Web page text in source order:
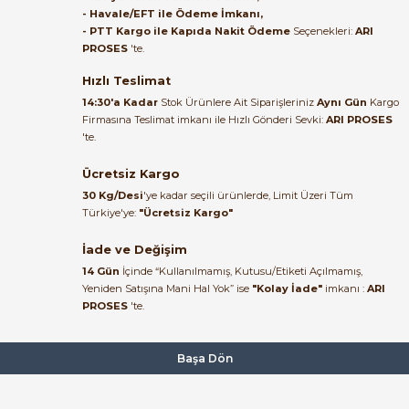
bundan mehmet bey ilgi ve
alakası için teşekkür ederim
22/06/2026
Kemal Toktaş | 20/06/2026
problemsiz geçti.
Kemal Toktaş | 20/06/2026
tedirgindim ama saticinin
27,00 TL
Zelkon 22mm Led Sinyal Lambası Yeşil 220 V AC
27,00 TL
Zelkon 22mm Led Sinyal Lambası 220 V AC Sarı
ZELKON
- Havale/EFT ile Ödeme İmkanı,
- PTT Kargo ile Kapıda Nakit Ödeme Seçenekleri: ARI
PROSES 'te.
Hızlı Teslimat
14:30'a Kadar Stok Ürünlere Ait Siparişleriniz Aynı Gün Kargo
Firmasına Teslimat imkanı ile Hızlı Gönderi Sevki: ARI PROSES
'te.
Ücretsiz Kargo
30 Kg/Desi'ye kadar seçili ürünlerde, Limit Üzeri Tüm
Türkiye'ye: "Ücretsiz Kargo"
İade ve Değişim
14 Gün İçinde “Kullanılmamış, Kutusu/Etiketi Açılmamış,
Yeniden Satışına Mani Hal Yok” ise "Kolay İade" imkanı : ARI
PROSES 'te.
Başa Dön